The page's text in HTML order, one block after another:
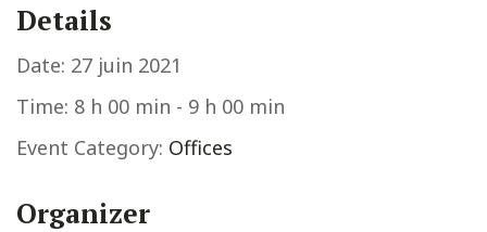
Details
Date: 27 juin 2021
Time: 8 h 00 min - 9 h 00 min
Event Category: Offices
Organizer